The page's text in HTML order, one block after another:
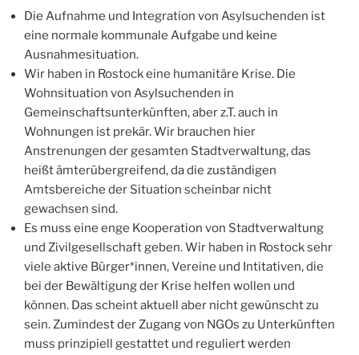
Die Aufnahme und Integration von Asylsuchenden ist
eine normale kommunale Aufgabe und keine
Ausnahmesituation.
Wir haben in Rostock eine humanitäre Krise. Die
Wohnsituation von Asylsuchenden in
Gemeinschaftsunterkünften, aber z.T. auch in
Wohnungen ist prekär. Wir brauchen hier
Anstrenungen der gesamten Stadtverwaltung, das
heißt ämterübergreifend, da die zuständigen
Amtsbereiche der Situation scheinbar nicht
gewachsen sind.
Es muss eine enge Kooperation von Stadtverwaltung
und Zivilgesellschaft geben. Wir haben in Rostock sehr
viele aktive Bürger*innen, Vereine und Intitativen, die
bei der Bewältigung der Krise helfen wollen und
können. Das scheint aktuell aber nicht gewünscht zu
sein. Zumindest der Zugang von NGOs zu Unterkünften
muss prinzipiell gestattet und reguliert werden